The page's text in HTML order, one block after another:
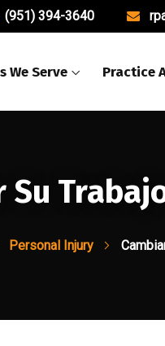
(951) 394-3640
We Serve Practice
Su
Personal Injury